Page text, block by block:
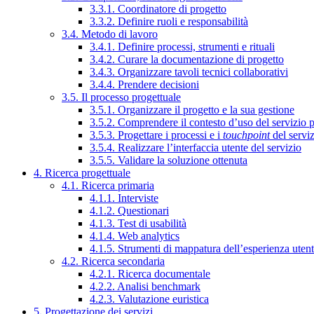
3.3.1. Coordinatore di progetto
3.3.2. Definire ruoli e responsabilità
3.4. Metodo di lavoro
3.4.1. Definire processi, strumenti e rituali
3.4.2. Curare la documentazione di progetto
3.4.3. Organizzare tavoli tecnici collaborativi
3.4.4. Prendere decisioni
3.5. Il processo progettuale
3.5.1. Organizzare il progetto e la sua gestione
3.5.2. Comprendere il contesto d’uso del servizio
3.5.3. Progettare i processi e i touchpointdel
3.5.4. Realizzare l’interfaccia utente del servizio
3.5.5. Validare la soluzione ottenuta
4. Ricerca progettuale
4.1. Ricerca primaria
4.1.1. Interviste
4.1.2. Questionari
4.1.3. Test di usabilità
4.1.4. Web analytics
4.1.5. Strumenti di mappatura dell’esperienza
4.2. Ricerca secondaria
4.2.1. Ricerca documentale
4.2.2. Analisi benchmark
4.2.3. Valutazione euristica
5. Progettazione dei servizi